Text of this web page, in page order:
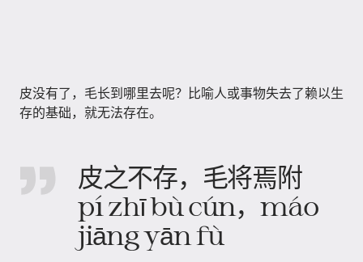
皮没有了，毛长到哪里去呢？比喻人或事物失去了赖以生
存的基础，就无法存在。
皮之不存，毛将焉附
pí zhī bù cún，máo
jiāng yān fù